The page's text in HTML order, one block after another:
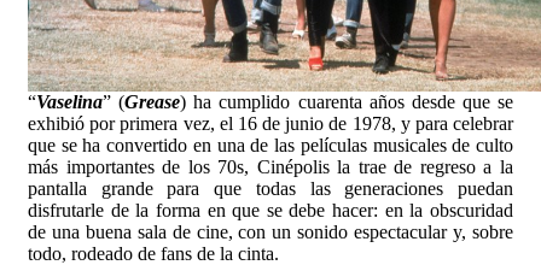
“Vaselina” (Grease) ha cumplido cuarenta años desde que se
exhibió por primera vez, el 16 de junio de 1978, y para celebrar
que se ha convertido en una de las películas musicales de culto
más importantes de los 70s, Cinépolis la trae de regreso a la
pantalla grande para que todas las generaciones puedan
disfrutarle de la forma en que se debe hacer: en la obscuridad
de una buena sala de cine, con un sonido espectacular y, sobre
todo, rodeado de fans de la cinta.